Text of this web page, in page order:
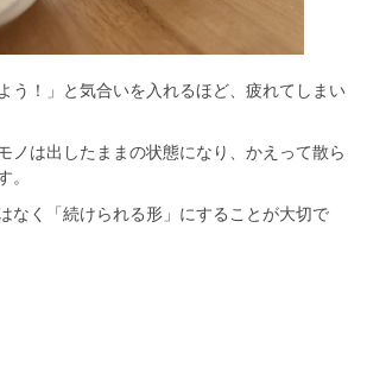
う！」と気合いを入れるほど、疲れてしまい
ノは出したままの状態になり、かえって散ら
。
なく「続けられる形」にすることが大切で